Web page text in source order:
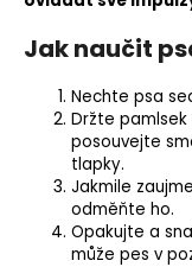
Jak naučit
Nechte psa
Držte pamlsek
posouvejte
tlapky.
Jakmile
odměňte ho.
Opakujte a
může pes v